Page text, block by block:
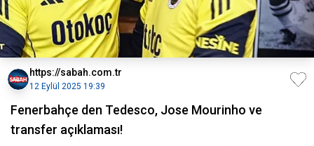
https://sabah.com.tr
12 Eylül 2025 19:39
Fenerbahçe den Tedesco, Jose Mourinho ve
transfer açıklaması!